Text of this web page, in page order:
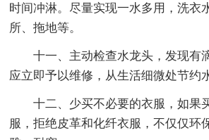
时间冲淋。尽量实现一水多用，洗衣
所、拖地等。
十一、主动检查水龙头，发现有
应立即予以维修，从生活细微处节约
十二、少买不必要的衣服，如果
服，拒绝皮革和化纤衣服，不仅仅环